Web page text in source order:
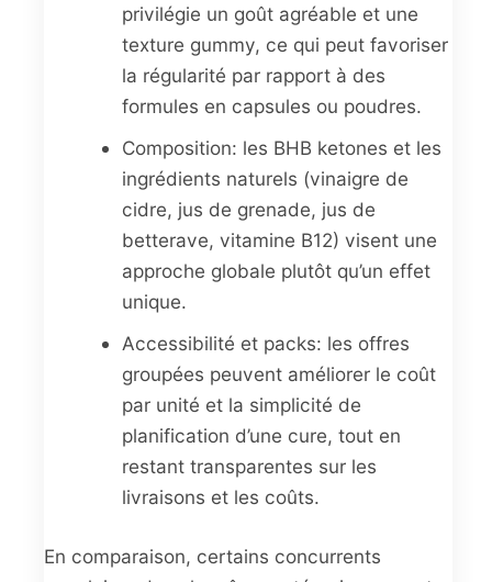
privilégie un goût agréable et une
texture gummy, ce qui peut favoriser
la régularité par rapport à des
formules en capsules ou poudres.
Composition: les BHB ketones et les
ingrédients naturels (vinaigre de
cidre, jus de grenade, jus de
betterave, vitamine B12) visent une
approche globale plutôt qu’un effet
unique.
Accessibilité et packs: les offres
groupées peuvent améliorer le coût
par unité et la simplicité de
planification d’une cure, tout en
restant transparentes sur les
livraisons et les coûts.
En comparaison, certains concurrents